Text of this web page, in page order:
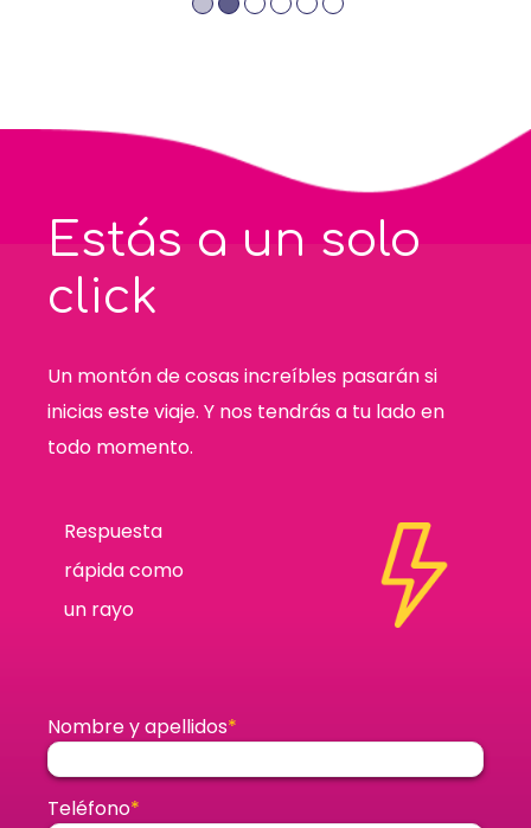
Estás a un solo
click
Un montón de cosas increíbles pasarán si
inicias este viaje. Y nos tendrás a tu lado en
todo momento.
Respuesta
rápida como
un rayo
Nombre y apellidos*
Teléfono*